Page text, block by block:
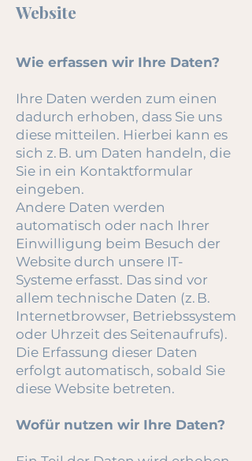
Website
Wie erfassen wir Ihre Daten?
Ihre Daten werden zum einen
dadurch erhoben, dass Sie uns
diese mitteilen. Hierbei kann es
sich z. B. um Daten handeln, die
Sie in ein Kontaktformular
eingeben.
Andere Daten werden
automatisch oder nach Ihrer
Einwilligung beim Besuch der
Website durch unsere IT-
Systeme erfasst. Das sind vor
allem technische Daten (z. B.
Internetbrowser, Betriebssystem
oder Uhrzeit des Seitenaufrufs).
Die Erfassung dieser Daten
erfolgt automatisch, sobald Sie
diese Website betreten.
Wofür nutzen wir Ihre Daten?